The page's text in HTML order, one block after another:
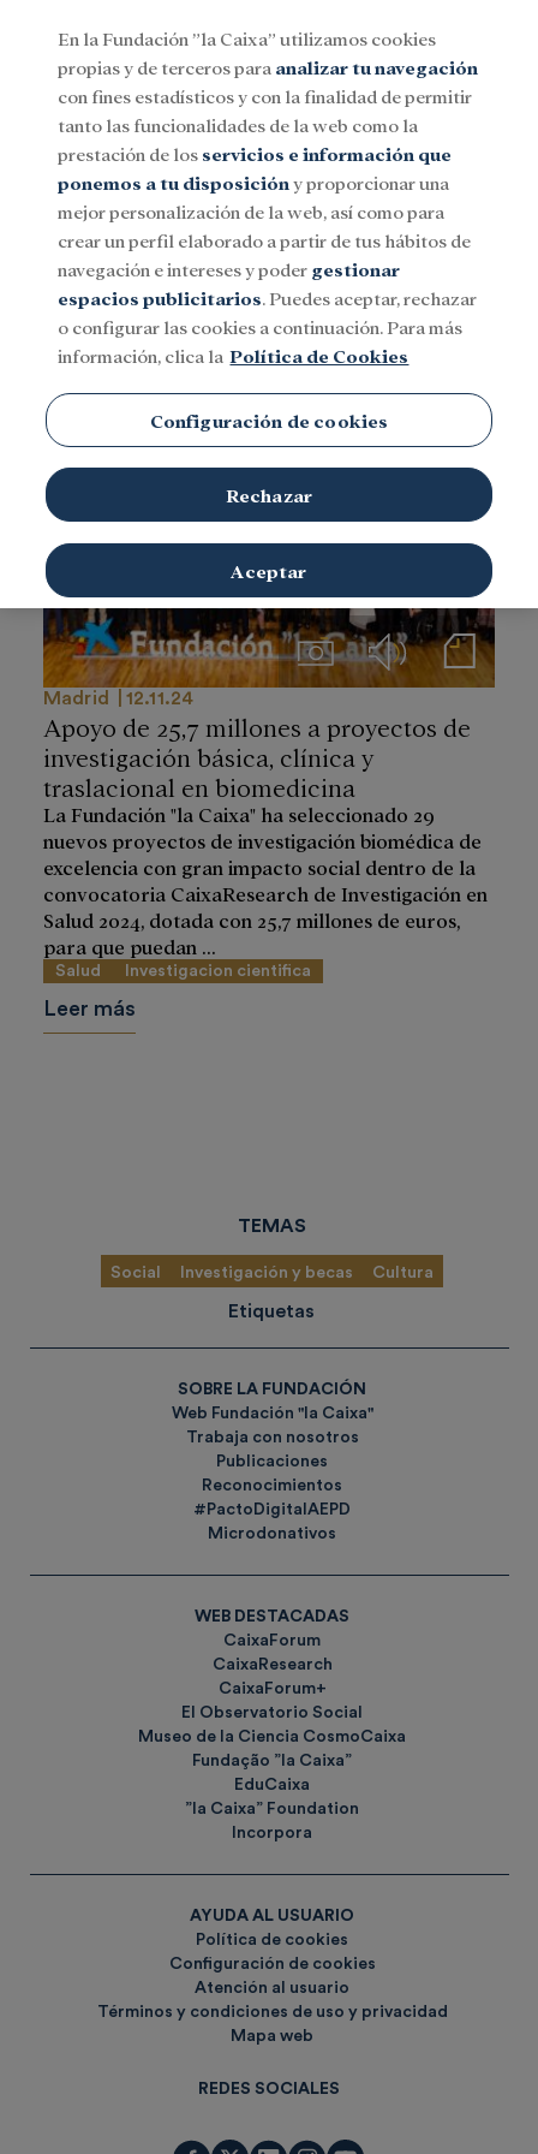
Menu
SocialInvestigación y becasCultura
Universidad de Navarra
ImágenesAudios Notas de prensa
Madrid 12.11.24
Apoyo de 25,7 millones a proyectos de
investigación básica, clínica y
traslacional en biomedicina
La Fundación "la Caixa" ha seleccionado 29
nuevos proyectos de investigación biomédica de
excelencia con gran impacto social dentro de la
convocatoria CaixaResearch de Investigación en
Salud 2024, dotada con 25,7 millones de euros,
para que puedan ...
Salud Investigacion cientifica
Leer más
TEMAS
Social Investigación y becas Cultura
Etiquetas
SOBRE LA FUNDACIÓN
Web Fundación "la Caixa"
Trabaja con nosotros
Publicaciones
Reconocimientos
#PactoDigitalAEPD
Microdonativos
WEB DESTACADAS
CaixaForum
CaixaResearch
CaixaForum+
El Observatorio Social
Museo de la Ciencia CosmoCaixa
Fundação ”la Caixa”
EduCaixa
”la Caixa” Foundation
Incorpora
AYUDA AL USUARIO
Política de cookies
Configuración de cookies
Atención al usuario
Términos y condiciones de uso y privacidad
Mapa web
REDES SOCIALES
En la Fundación ”la Caixa” utilizamos cookies
propias y de terceros para analizar tu navegación
con fines estadísticos y con la finalidad de permitir
tanto las funcionalidades de la web como la
prestación de los servicios e información que
ponemos a tu disposición y proporcionar una
mejor personalización de la web, así como para
crear un perfil elaborado a partir de tus hábitos de
navegación e intereses y poder gestionar
espacios publicitarios. Puedes aceptar, rechazar
o configurar las cookies a continuación. Para más
información, clica la Política de Cookies
Configuración de cookies
Rechazar
Aceptar